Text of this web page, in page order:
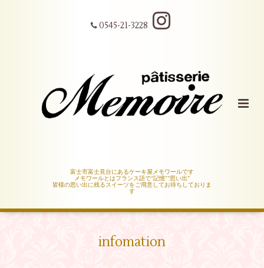
0545-21-3228
富士市富士見台にあるケーキ屋メモワールです
メモワールとはフランス語で“記憶”“思い出”
皆様の思い出に残るスイーツをご用意してお待ちしておりま
す
infomation